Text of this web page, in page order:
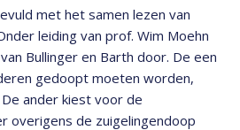
met het samen lezen van
leiding van prof. Wim Moehn
Bullinger en Barth door. De een
gedoopt moeten worden,
ander kiest voor de
overigens de zuigelingendoop